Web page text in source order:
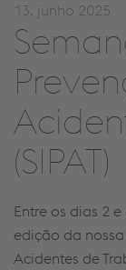
13. junho 2025
(SIPAT)
Entre os dias 2
edição da
Acidentes de